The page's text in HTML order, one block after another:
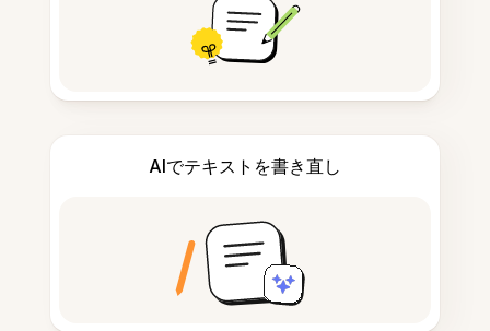
AIでテキストを書き直し